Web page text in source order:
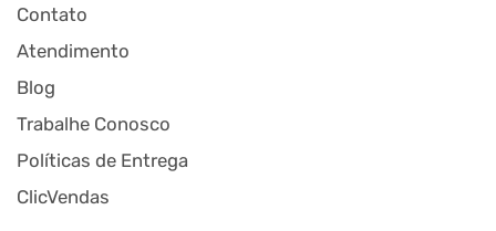
Contato
Atendimento
Blog
Trabalhe Conosco
Políticas de Entrega
ClicVendas